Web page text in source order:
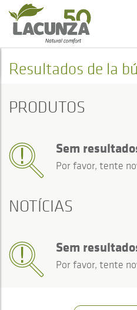
Resultados de la
PRODUTOS
Sem
Por favor, tente
NOTÍCIAS
Sem
Por favor, tente